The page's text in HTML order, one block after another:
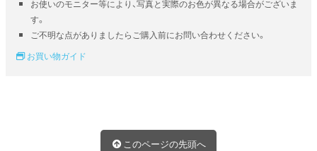
お使いのモニター等により、写真と実際のお色が異なる場合がございま
す。
ご不明な点がありましたらご購入前にお問い合わせください。
お買い物ガイド
このページの先頭へ